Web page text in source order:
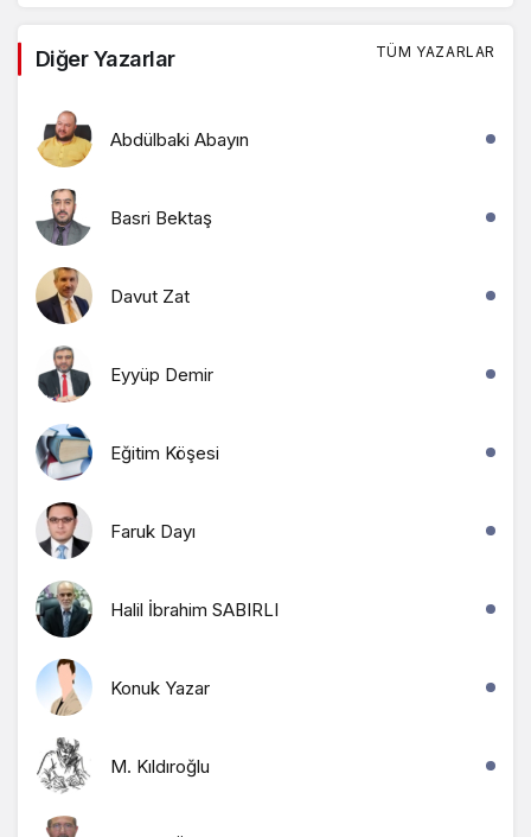
Diğer Yazarlar TÜM YAZARLAR
Abdülbaki Abayın
Basri Bektaş
Davut Zat
Eyyüp Demir
Eğitim Köşesi
Faruk Dayı
Halil İbrahim SABIRLI
Konuk Yazar
M. Kıldıroğlu